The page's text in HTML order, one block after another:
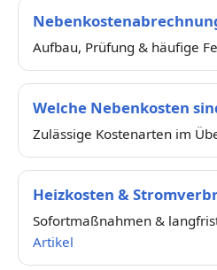
Aufbau, Prüfung & häufige
Welche Nebenkosten
Zulässige Kostenarten im
Heizkosten &
Sofortmaßnahmen &
Artikel